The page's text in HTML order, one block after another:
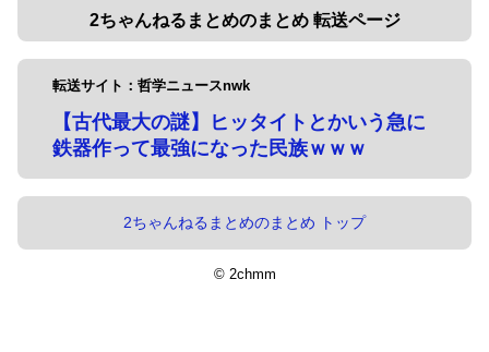
2ちゃんねるまとめのまとめ 転送ページ
転送サイト：哲学ニュースnwk
【古代最大の謎】ヒッタイトとかいう急に
鉄器作って最強になった民族ｗｗｗ
2ちゃんねるまとめのまとめ トップ
© 2chmm